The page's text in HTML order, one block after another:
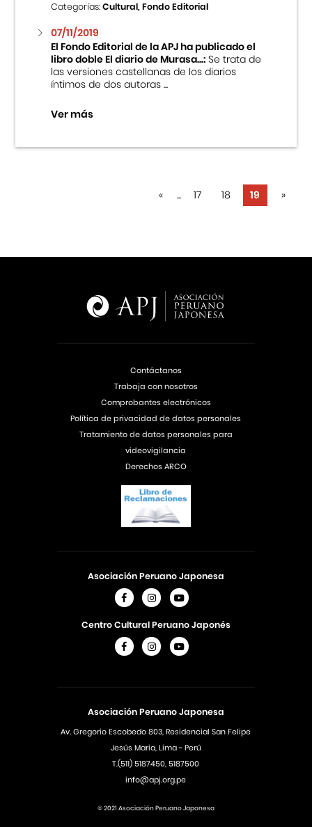
Categorías:Cultural, Fondo Editorial
07/11/2019
El Fondo Editorial de la APJ ha publicado el
libro doble El diario de Murasa...:Se trata de
las versiones castellanas de los diarios
íntimos de dos autoras ...
Ver más
« ... 17 18 19 »
Asociación Peruano Japonesa
Av. Gregorio Escobedo 803, Residencial San Felipe
Jesús Maria, Lima - Perú
T.(511) 5187450, 5187500
info@apj.org.pe
Asociación Peruano Japonesa
Centro Cultural Peruano Japonés
Contáctanos
Trabaja con nosotros
Comprobantes electrónicos
Política de privacidad de datos personales
Tratamiento de datos personales para
videovigilancia
Derechos ARCO
© 2021 Asociación Peruano Japonesa